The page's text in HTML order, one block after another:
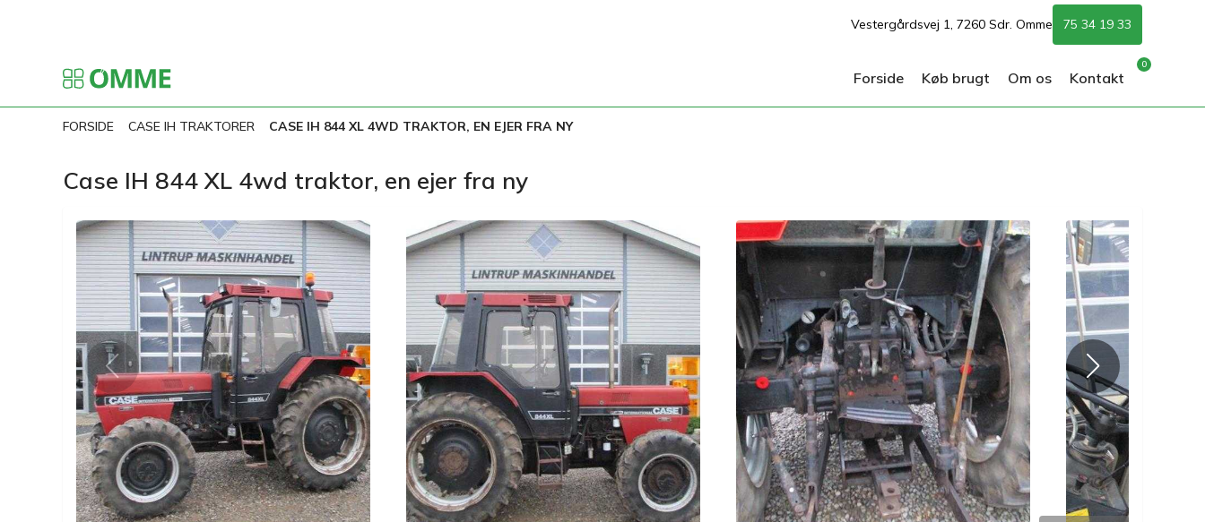
Vestergårdsvej 1, 7260 Sdr. Omme 75 34 19 33
Forside Køb brugt Om os Kontakt
0
FORSIDE CASE IH TRAKTORER CASE IH 844 XL 4WD TRAKTOR, EN EJER FRA NY
Case IH 844 XL 4wd traktor, en ejer fra ny